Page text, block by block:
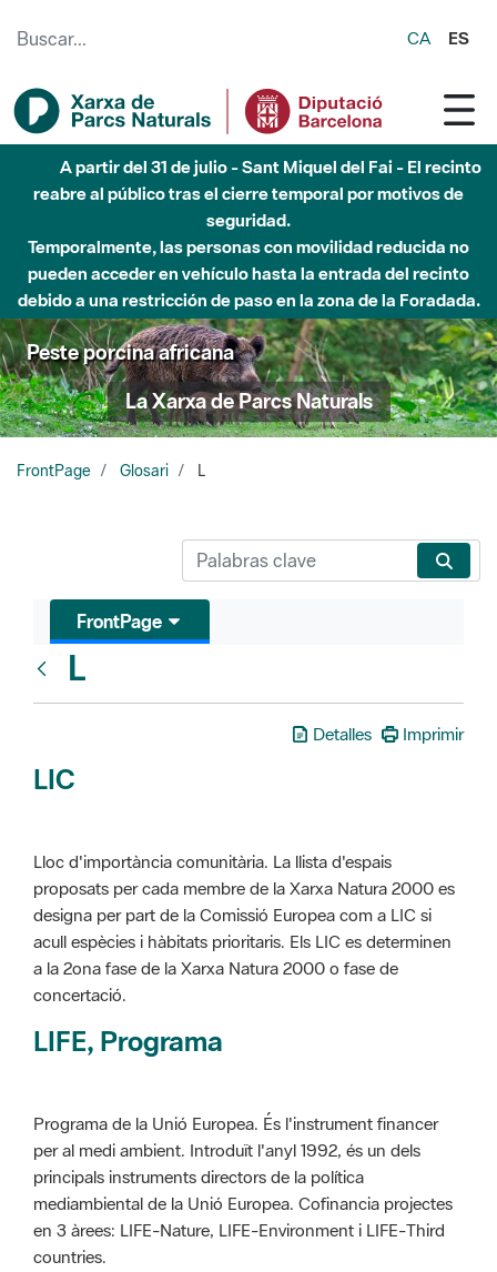
CA ES
A partir del 31 de julio - Sant Miquel del Fai - El recinto
reabre al público tras el cierre temporal por motivos de
seguridad.
Temporalmente, las personas con movilidad reducida no
pueden acceder en vehículo hasta la entrada del recinto
debido a una restricción de paso en la zona de la Foradada.
Peste porcina africana
La Xarxa de Parcs Naturals
FrontPage Glosari L
FrontPage
L
Detalles Imprimir
LIC
Lloc d'importància comunitària. La llista d'espais
proposats per cada membre de la Xarxa Natura 2000 es
designa per part de la Comissió Europea com a LIC si
acull espècies i hàbitats prioritaris. Els LIC es determinen
a la 2ona fase de la Xarxa Natura 2000 o fase de
concertació.
LIFE, Programa
Programa de la Unió Europea. És l'instrument financer
per al medi ambient. Introduït l'anyl 1992, és un dels
principals instruments directors de la política
mediambiental de la Unió Europea. Cofinancia projectes
en 3 àrees: LIFE-Nature, LIFE-Environment i LIFE-Third
countries.